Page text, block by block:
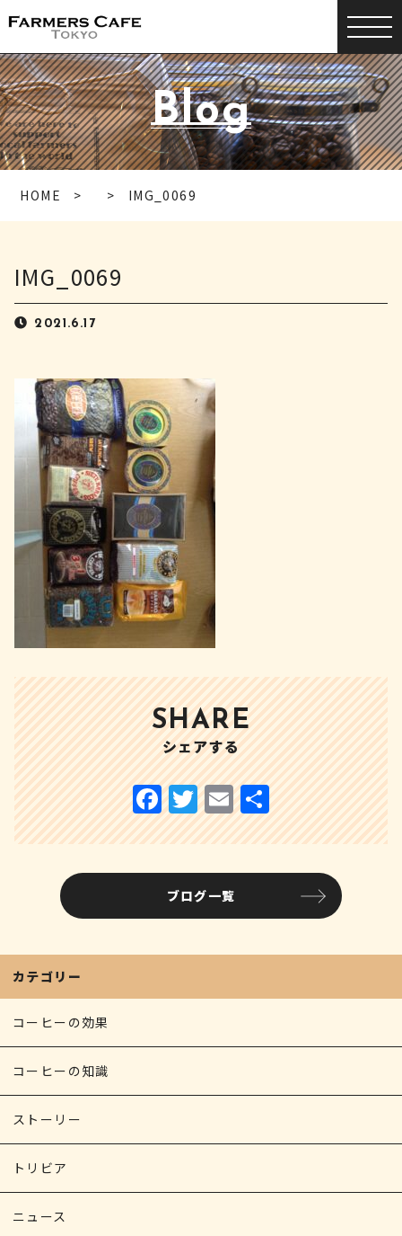
Blog
HOME IMG_0069
IMG_0069
2021.6.17
SHARE
シェアする
F
a
c
e
b
o
k
T
w
it
te
r
E
m
ai
l
共
有
ブログ一覧
カテゴリー
コーヒーの効果
コーヒーの知識
ストーリー
トリビア
ニュース